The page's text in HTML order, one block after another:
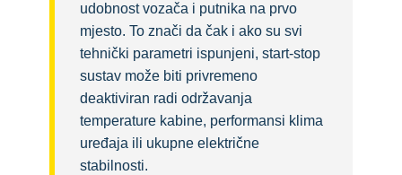
udobnost vozača i putnika na prvo
mjesto. To znači da čak i ako su svi
tehnički parametri ispunjeni, start-stop
sustav može biti privremeno
deaktiviran radi održavanja
temperature kabine, performansi klima
uređaja ili ukupne električne
stabilnosti.